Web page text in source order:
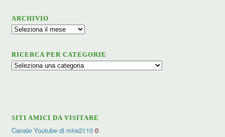
ARCHIVIO
Archivio
RICERCA PER CATEGORIE
Ricerca
SITI AMICI DA VISITARE
Canale Youtube di mire2110 0